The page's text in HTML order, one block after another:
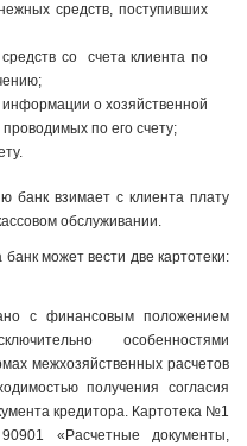
средств, поступивших
со счета клиента по
о хозяйственной
по его счету;
банк взимает с клиента плату
обслуживании.
может вести две картотеки:
с финансовым положением
особенностями
межхозяйственных расчетов
получения согласия
кредитора. Картотека №1
«Рас­четные документы,